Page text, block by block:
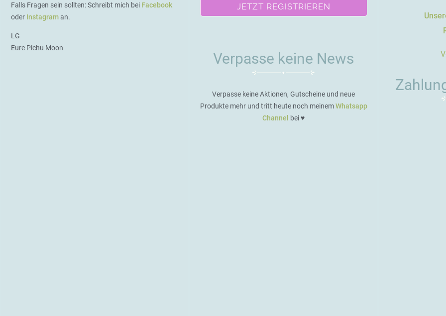
Falls Fragen sein sollten: Schreibt mich bei Facebook
oder Instagraman.
LG
Eure Pichu Moon
JETZT REGISTRIEREN
Verpasse keine News
Verpasse keine Aktionen, Gutscheine und neue
Produkte mehr und tritt heute noch meinemWhatsapp
Channel
bei ♥️